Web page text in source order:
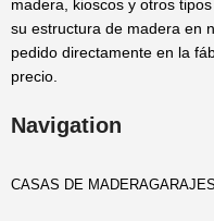
madera, kioscos y otros
su estructura de madera en
pedido directamente en la
precio.
Navigation
CASAS DE MADERA